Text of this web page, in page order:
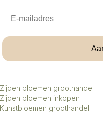
Zijden bloemen groothandel
Zijden bloemen inkopen
Kunstbloemen groothandel